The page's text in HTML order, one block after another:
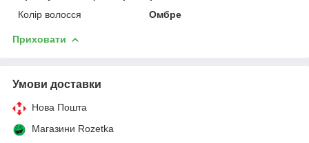
Колір волосся
Омбре
Приховати
Умови доставки
Нова Пошта
Магазини Rozetka